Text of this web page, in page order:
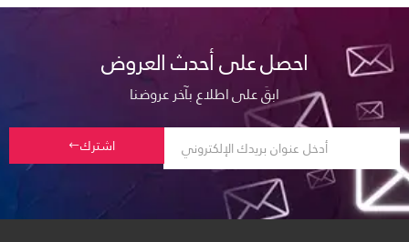
احصل على أحدث العروض
ابقَ على اطلاع بآخر عروضنا
اشترك